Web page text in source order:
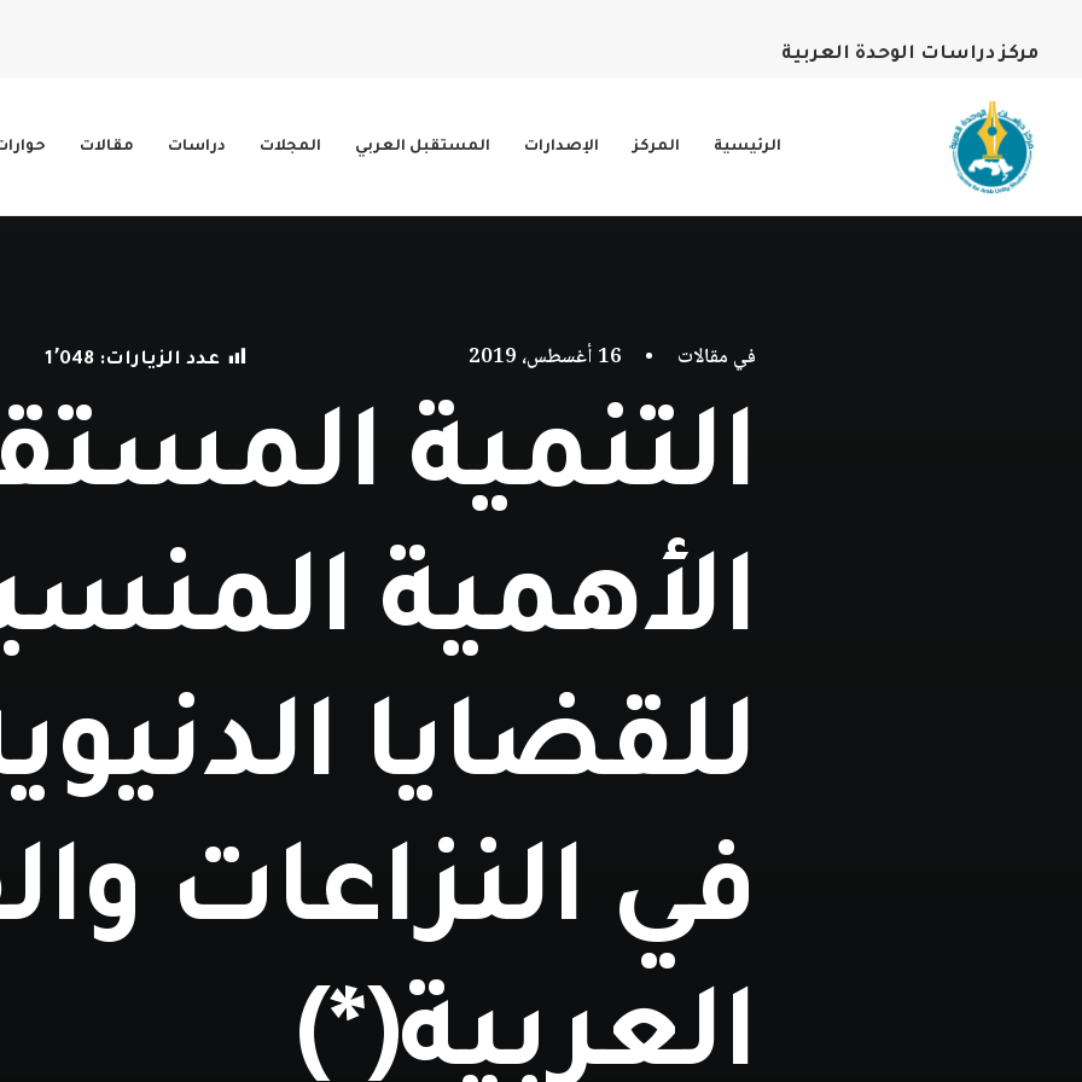
مركز دراسات الوحدة العربية
الرئيسية المركز الإصدارات المستقبل العربي المجلات دراسات مقالات
في مقالات • 16 أغسطس، 2019 عدد الزيارات: 1٬048
التنمية
الأهمية
للقضايا
في النزاعات
العربية(*)